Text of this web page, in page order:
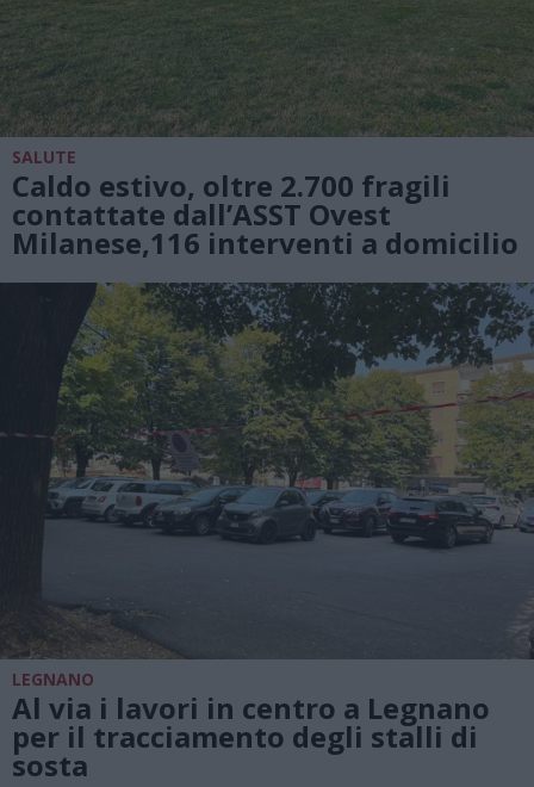
SALUTE
Caldo estivo, oltre 2.700 fragili
contattate dall’ASST Ovest
Milanese,116 interventi a domicilio
LEGNANO
Al via i lavori in centro a Legnano
per il tracciamento degli stalli di
sosta